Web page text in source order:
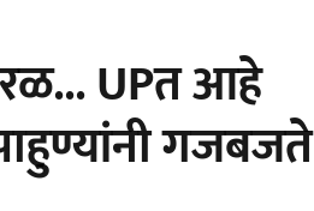
UPत आहे
गजबजते